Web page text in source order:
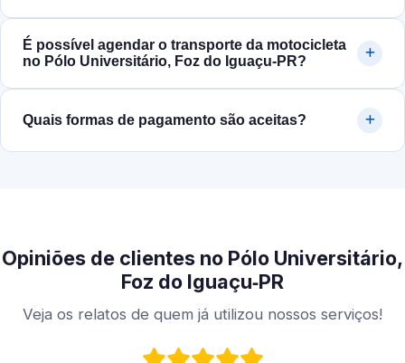
É possível agendar o transporte da motocicleta
no Pólo Universitário, Foz do Iguaçu‑PR?
Quais formas de pagamento são aceitas?
Opiniões de clientes no Pólo Universitário,
Foz do Iguaçu‑PR
Veja os relatos de quem já utilizou nossos serviços!